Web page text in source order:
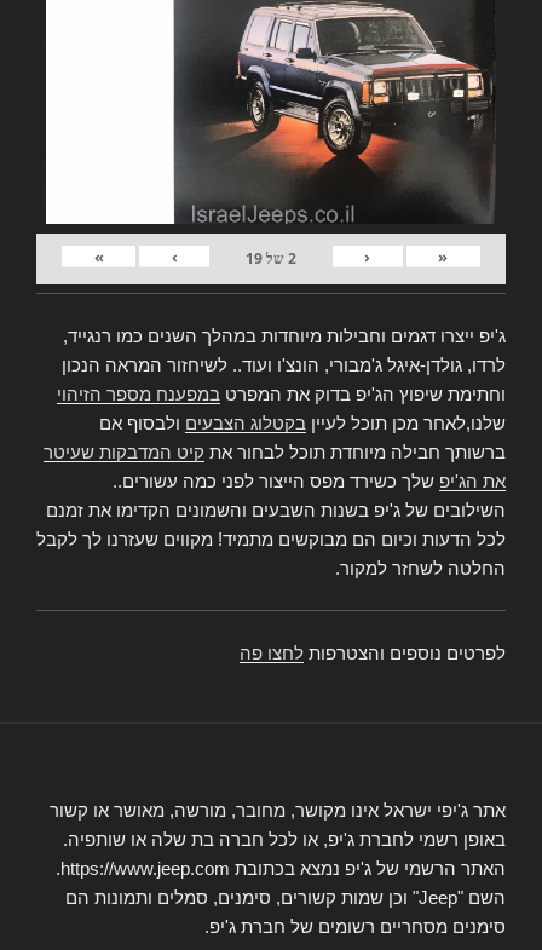
«
‹
2של19
›
»
ג'יפ ייצרו דגמים וחבילות מיוחדות במהלך השנים כמו רנגייד,
לרדו, גולדן-איגל ג'מבורי, הונצ'ו ועוד.. לשיחזור המראה הנכון
וחתימת שיפוץ הג'יפ בדוק את המפרט במפענח מספר הזיהוי
שלנו,לאחר מכן תוכל לעיין בקטלוג הצבעים ולבסוף אם
ברשותך חבילה מיוחדת תוכל לבחור את קיט המדבקות שעיטר
את הג'יפ שלך כשירד מפס הייצור לפני כמה עשורים..
השילובים של ג'יפ בשנות השבעים והשמונים הקדימו את זמנם
לכל הדעות וכיום הם מבוקשים מתמיד! מקווים שעזרנו לך לקבל
החלטה לשחזר למקור.
לפרטים נוספים והצטרפות לחצו פה
אתר ג'יפי ישראל אינו מקושר, מחובר, מורשה, מאושר או קשור
באופן רשמי לחברת ג'יפ, או לכל חברה בת שלה או שותפיה.
האתר הרשמי של ג'יפ נמצא בכתובת https://www.jeep.com.
השם "Jeep" וכן שמות קשורים, סימנים, סמלים ותמונות הם
סימנים מסחריים רשומים של חברת ג'יפ.